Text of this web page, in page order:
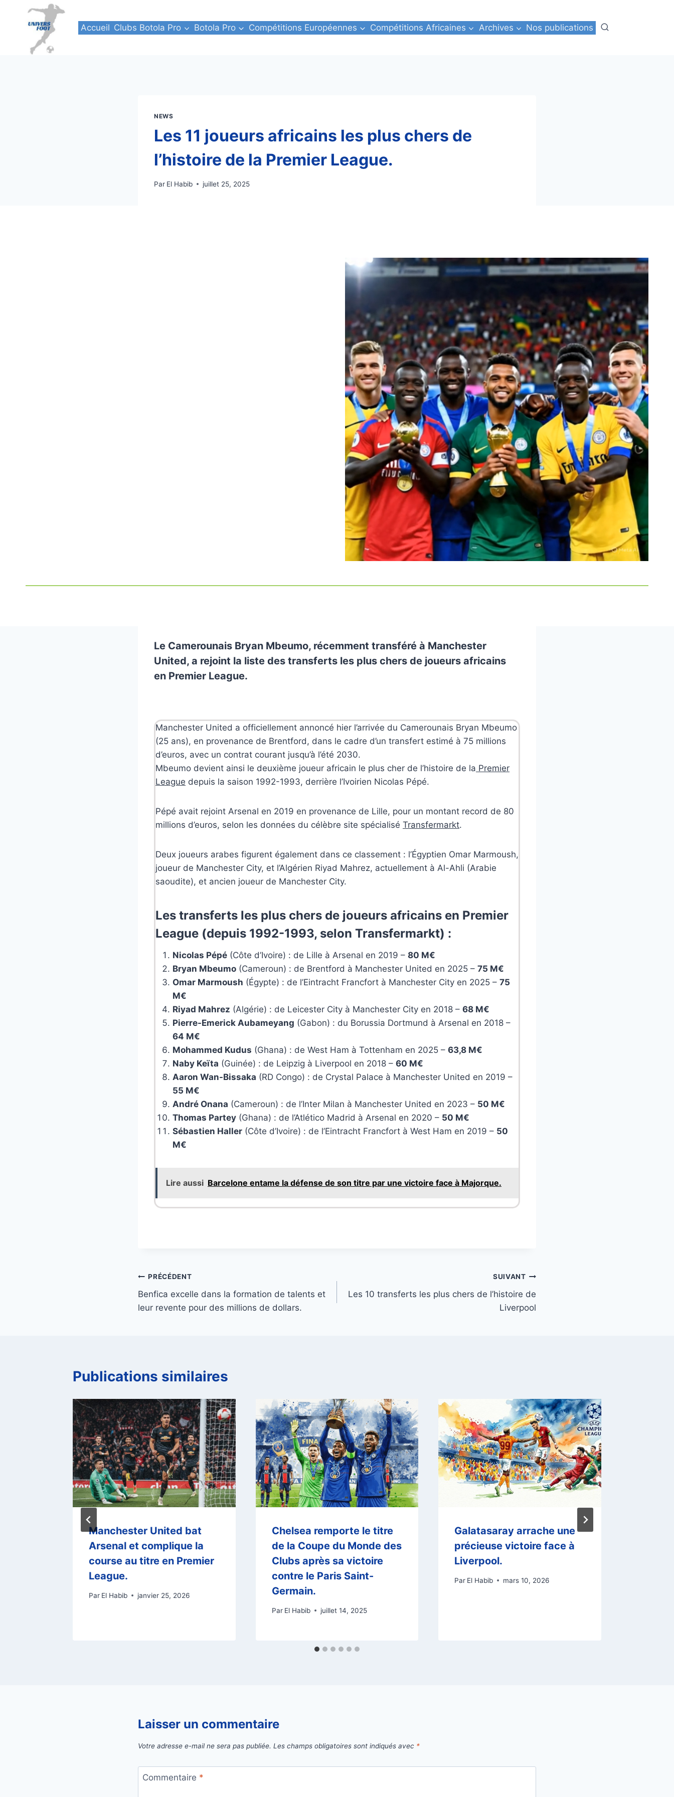
Accueil Clubs Botola Pro Botola Pro Compétitions Européennes Compétitions Africaines Archives Nos publications
NEWS
Les 11 joueurs africains les plus chers de
l’histoire de la Premier League.
Par El Habib juillet 25, 2025
Le Camerounais Bryan Mbeumo, récemment transféré à Manchester
United, a rejoint la liste des transferts les plus chers de joueurs africains
en Premier League.
Manchester United a officiellement annoncé hier l’arrivée du Camerounais Bryan Mbeumo
(25 ans), en provenance de Brentford, dans le cadre d’un transfert estimé à 75 millions
d’euros, avec un contrat courant jusqu’à l’été 2030.
Mbeumo devient ainsi le deuxième joueur africain le plus cher de l’histoire de la Premier
League depuis la saison 1992-1993, derrière l’Ivoirien Nicolas Pépé.
Pépé avait rejoint Arsenal en 2019 en provenance de Lille, pour un montant record de 80
millions d’euros, selon les données du célèbre site spécialisé Transfermarkt.
Deux joueurs arabes figurent également dans ce classement : l’Égyptien Omar Marmoush,
joueur de Manchester City, et l’Algérien Riyad Mahrez, actuellement à Al-Ahli (Arabie
saoudite), et ancien joueur de Manchester City.
Les transferts les plus chers de joueurs africains en Premier
League (depuis 1992-1993, selon Transfermarkt) :
Nicolas Pépé (Côte d’Ivoire) : de Lille à Arsenal en 2019 – 80 M€
Bryan Mbeumo (Cameroun) : de Brentford à Manchester United en 2025 – 75 M€
Omar Marmoush (Égypte) : de l’Eintracht Francfort à Manchester City en 2025 – 75
M€
Riyad Mahrez (Algérie) : de Leicester City à Manchester City en 2018 – 68 M€
Pierre-Emerick Aubameyang (Gabon) : du Borussia Dortmund à Arsenal en 2018 –
64 M€
Mohammed Kudus (Ghana) : de West Ham à Tottenham en 2025 – 63,8 M€
Naby Keïta (Guinée) : de Leipzig à Liverpool en 2018 – 60 M€
Aaron Wan-Bissaka (RD Congo) : de Crystal Palace à Manchester United en 2019 –
55 M€
André Onana (Cameroun) : de l’Inter Milan à Manchester United en 2023 – 50 M€
Thomas Partey (Ghana) : de l’Atlético Madrid à Arsenal en 2020 – 50 M€
Sébastien Haller (Côte d’Ivoire) : de l’Eintracht Francfort à West Ham en 2019 – 50
M€
Lire aussi Barcelone entame la défense de son titre par une victoire face à Majorque.
Navigation
de
PRÉCÉDENT
Benfica excelle dans la formation de talents et
leur revente pour des millions de dollars.
SUIVANT
Les 10 transferts les plus chers de l’histoire de
Liverpool
Publications similaires
Manchester United bat
Arsenal et complique la
course au titre en Premier
League.
Par El Habib janvier 25, 2026
Chelsea remporte le titre
de la Coupe du Monde des
Clubs après sa victoire
contre le Paris Saint-
Germain.
Par El Habib juillet 14, 2025
Galatasaray arrache une
précieuse victoire face à
Liverpool.
Par El Habib mars 10, 2026
Laisser un commentaire
Votre adresse e-mail ne sera pas publiée. Les champs obligatoires sont indiqués avec *
Commentaire *